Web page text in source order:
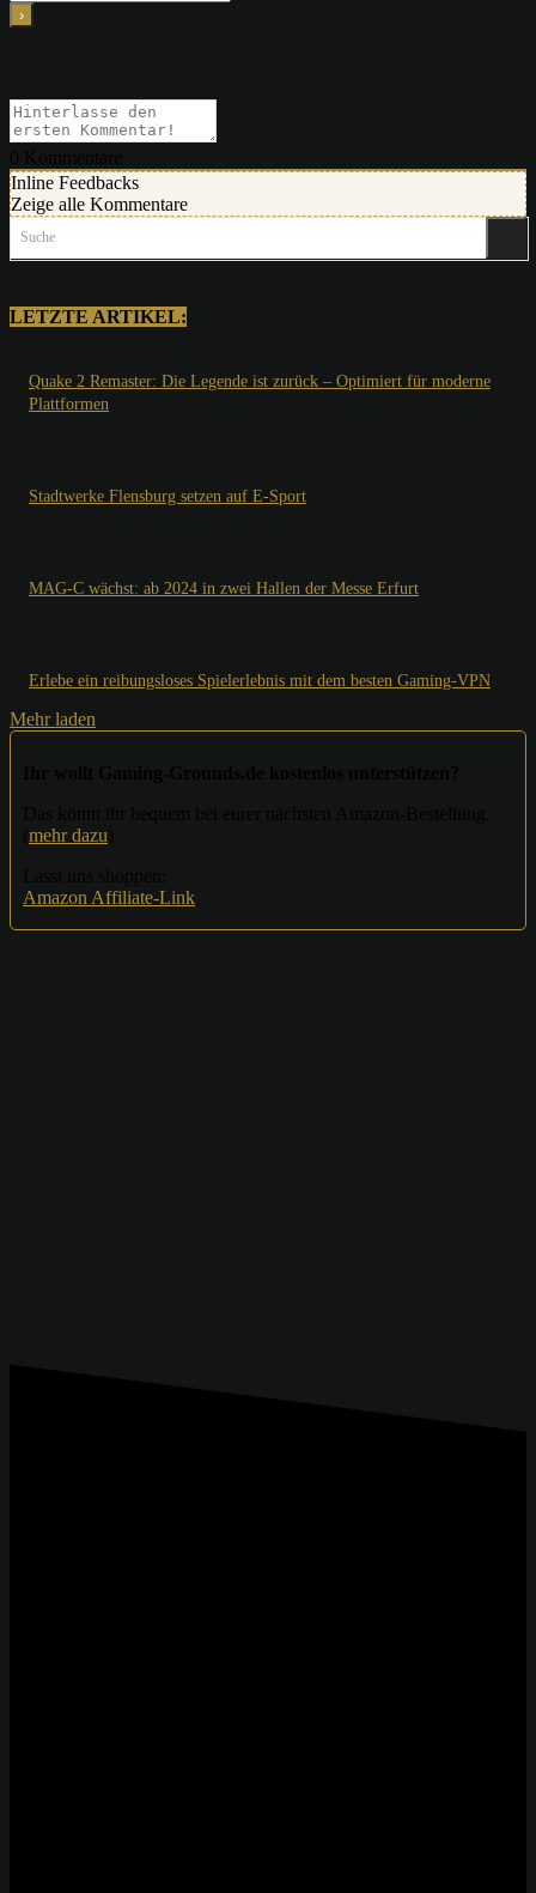
Inline Feedbacks
Zeige alle Kommentare
Suche
LETZTE ARTIKEL:
Quake 2 Remaster: Die Legende ist zurück – Optimiert für moderne
Plattformen
Stadtwerke Flensburg setzen auf E-Sport
MAG-C wächst: ab 2024 in zwei Hallen der Messe Erfurt
Erlebe ein reibungsloses Spielerlebnis mit dem besten Gaming-VPN
Mehr laden
mehr dazu
Amazon Affiliate-Link